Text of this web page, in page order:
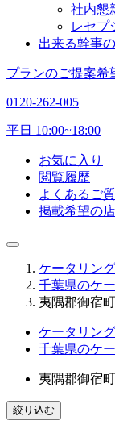
社内懇
レセプ
出来る幹事
プランのご提案希
0120-262-005
平日 10:00~18:00
お気に入り
閲覧履歴
よくあるご
掲載希望の
ケータリン
千葉県のケ
夷隅郡御宿
ケータリン
千葉県のケ
夷隅郡御宿
絞り込む